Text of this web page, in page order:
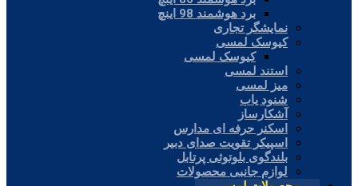
برد هوشمند 98 اینچ
نمایشگر تجاری
کیوسک لمسی
کیوسک لمسی
استند لمسی
میز لمسی
شنود یاب
آشکارساز
اسکنر حرفه ای مدارس
اسپیکر تقویت صدای دبیر
بلندگوی بلوتوثی پرتابل
لوازم جانبی محصولات